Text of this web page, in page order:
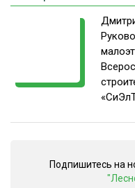
СУШКА ДРЕВЕСИНЫ
Подпишитесь на